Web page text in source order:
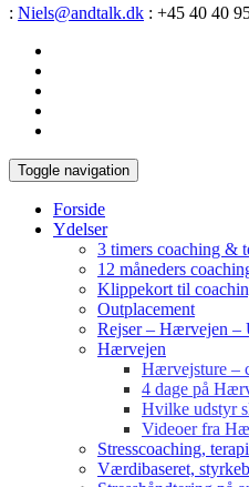
: Niels@andtalk.dk : +45 40 40
Toggle navigation
Forside
Ydelser
3 timers coaching &
12 måneders
Klippekort til
Outplacement
Rejser – Hærvejen –
Hærvejen
Hærvejsture –
4 dage på
Hvilke udstyr
Videoer fra
Stresscoaching,
Værdibaseret,